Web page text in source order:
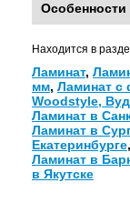
Особенности
Находится в
Ламинат,
мм, Ламинат с
Woodstyle,
Ламинат в
Ламинат в
Екатеринбурге,
Ламинат в
в Якутске